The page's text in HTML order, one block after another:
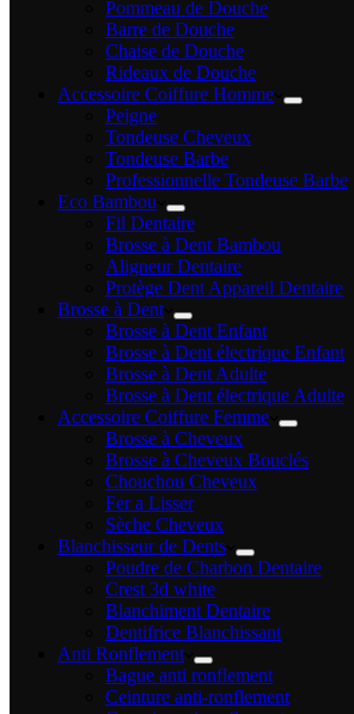
Pommeau de Douche
Barre de Douche
Chaise de Douche
Rideaux de Douche
Accessoire Coiffure Homme
Peigne
Tondeuse Cheveux
Tondeuse Barbe
Professionnelle Tondeuse Barbe
Eco Bambou
Fil Dentaire
Brosse à Dent Bambou
Aligneur Dentaire
Protège Dent Appareil Dentaire
Brosse à Dent
Brosse à Dent Enfant
Brosse à Dent électrique Enfant
Brosse à Dent Adulte
Brosse à Dent électrique Adulte
Accessoire Coiffure Femme
Brosse à Cheveux
Brosse à Cheveux Bouclés
Chouchou Cheveux
Fer a Lisser
Sèche Cheveux
Blanchisseur de Dents
Poudre de Charbon Dentaire
Crest 3d white
Blanchiment Dentaire
Dentifrice Blanchissant
Anti Ronflement
Bague anti ronflement
Ceinture anti-ronflement